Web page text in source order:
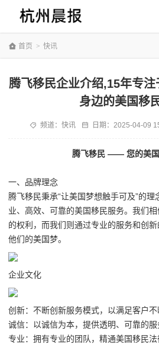
首页 > 快讯
腾飞移民企业介绍,15年专
身边的美国移
频道： 快讯 日期： 2025-04-09
腾飞移民 —— 您的美
一、品牌理念
腾飞移民秉承“让美国梦想触手可及”的
业、高效、可靠的美国移民服务。我们
的权利，而我们则通过专业的服务和创
他们的美国梦。
企业文化
创新：不断创新服务模式，以满足客户不
诚信：以诚信为本，提供透明、可靠的服
专业：拥有专业的团队，精通美国移民